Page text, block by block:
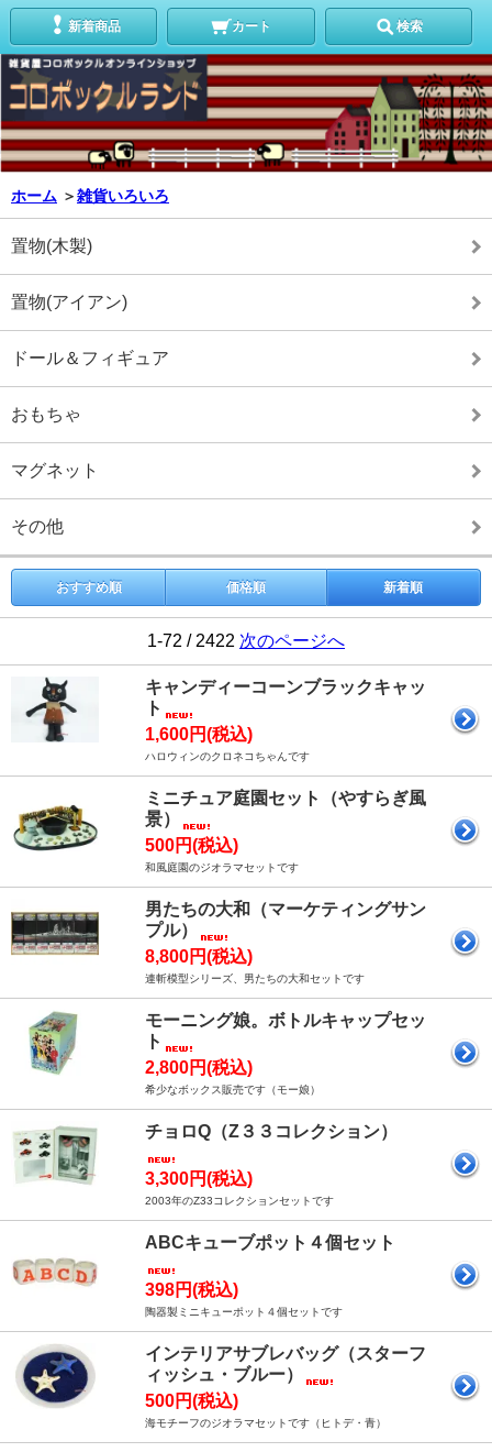
新着商品 カート 検索
ホーム ＞雑貨いろいろ
置物(木製)
置物(アイアン)
ドール＆フィギュア
おもちゃ
マグネット
その他
おすすめ順 価格順 新着順
1-72 / 2422 次のページへ
キャンディーコーンブラックキャッ
ト
1,600円(税込)
ハロウィンのクロネコちゃんです
ミニチュア庭園セット（やすらぎ風
景）
500円(税込)
和風庭園のジオラマセットです
男たちの大和（マーケティングサン
プル）
8,800円(税込)
連斬模型シリーズ、男たちの大和セットです
モーニング娘。ボトルキャップセッ
ト
2,800円(税込)
希少なボックス販売です（モー娘）
チョロQ（Z３３コレクション）
3,300円(税込)
2003年のZ33コレクションセットです
ABCキューブポット４個セット
398円(税込)
陶器製ミニキューポット４個セットです
インテリアサブレバッグ（スターフ
ィッシュ・ブルー）
500円(税込)
海モチーフのジオラマセットです（ヒトデ・青）